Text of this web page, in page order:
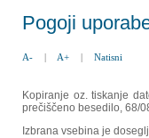
Pogoji
A- | A+ | Natisni
Kopiranje oz. tiskanje
prečiščeno besedilo, 68/
Izbrana vsebina je